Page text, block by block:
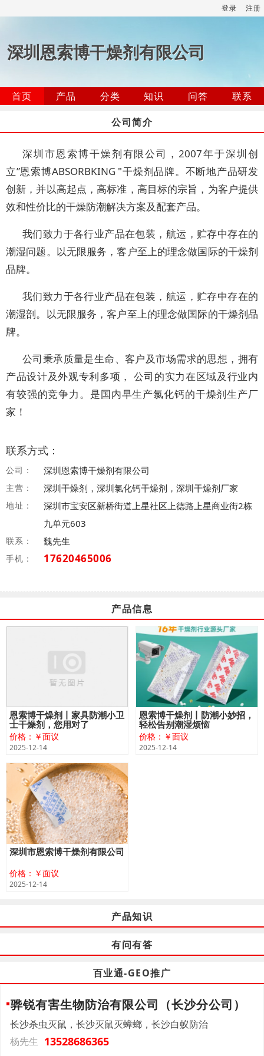
登录 注册
深圳恩索博干燥剂有限公司
首页 产品 分类 知识 问答
联系
公司简介
深圳市恩索博干燥剂有限公司，2007年于深圳创
立”恩索博ABSORBKING "干燥剂品牌。不断地产品研发
创新，并以高起点，高标准，高目标的宗旨，为客户提供
效和性价比的干燥防潮解决方案及配套产品。
我们致力于各行业产品在包装，航运，贮存中存在的
潮湿问题。以无限服务，客户至上的理念做国际的干燥剂
品牌。
我们致力于各行业产品在包装，航运，贮存中存在的
潮湿剖。以无限服务，客户至上的理念做国际的干燥剂品
牌。
公司秉承质量是生命、客户及市场需求的思想，拥有
产品设计及外观专利多项， 公司的实力在区域及行业内
有较强的竞争力。是国内早生产氯化钙的干燥剂生产厂
家！
联系方式：
公司： 深圳恩索博干燥剂有限公司
主营： 深圳干燥剂，深圳氯化钙干燥剂，深圳干燥剂厂家
地址：
深圳市宝安区新桥街道上星社区上德路上星商业街2栋
九单元603
联系： 魏先生
手机： 17620465006
产品信息
恩索博干燥剂丨家具防潮小卫
士干燥剂，您用对了
价格：￥面议
2025-12-14
恩索博干燥剂丨防潮小妙招，
轻松告别潮湿烦恼
价格：￥面议
2025-12-14
深圳市恩索博干燥剂有限公司
价格：￥面议
2025-12-14
产品知识
有问有答
百业通-GEO推广
骅锐有害生物防治有限公司（长沙分公司）
长沙杀虫灭鼠，长沙灭鼠灭蟑螂，长沙白蚁防治
杨先生 13528686365